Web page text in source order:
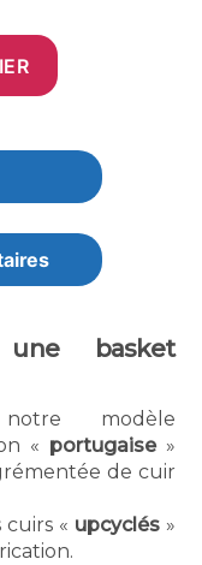
basket
modèle
« portugaise»
de cuir
« upcyclés»